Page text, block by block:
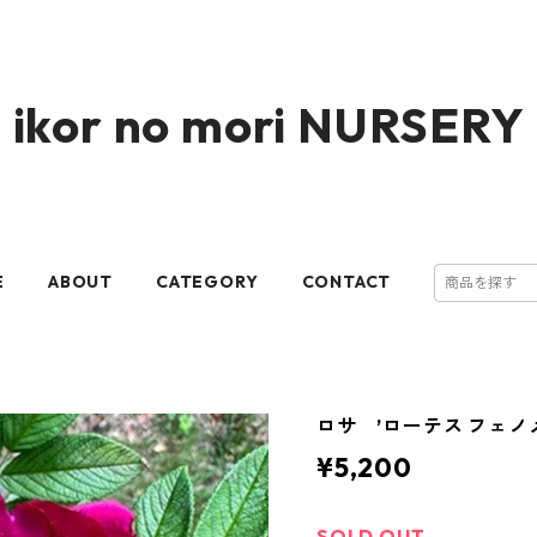
ikor no mori NURSERY
ABOUT CATEGORY CONTACT
ロサ ’ローテス フェノ
¥5,200